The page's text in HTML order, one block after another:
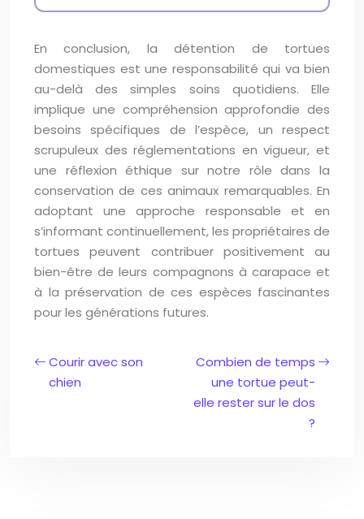
En conclusion, la détention de tortues
domestiques est une responsabilité qui va bien
au-delà des simples soins quotidiens. Elle
implique une compréhension approfondie des
besoins spécifiques de l’espèce, un respect
scrupuleux des réglementations en vigueur, et
une réflexion éthique sur notre rôle dans la
conservation de ces animaux remarquables. En
adoptant une approche responsable et en
s’informant continuellement, les propriétaires de
tortues peuvent contribuer positivement au
bien-être de leurs compagnons à carapace et
à la préservation de ces espèces fascinantes
pour les générations futures.
Courir avec son
chien
Combien de temps
une tortue peut-
elle rester sur le dos
?